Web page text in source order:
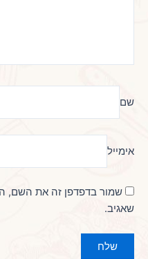
שם
אימייל
שמור בדפדפן זה את השם,
שאגיב.